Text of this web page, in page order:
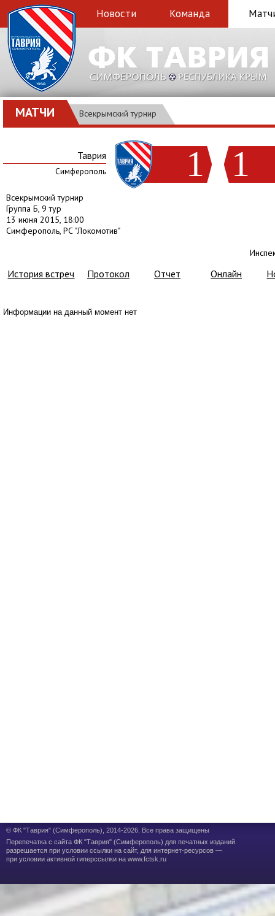
Новости Команда
МАТЧИ Всекрымский турнир
Таврия
Симферополь 1 1
Всекрымский турнир
Группа Б, 9 тур
13 июня 2015, 18:00
Симферополь, РС "Локомотив"
История встреч Протокол Отчет Онлайн
Информации на данный момент нет
© ФК "Таврия" (Симферополь), 2014-2026. Все права защищены
Перепечатка с сайта ФК "Таврия" (Симферополь) для печатных изданий
разрешается при условии ссылки на сайт, для интернет-ресурсов —
при условии активной гиперссылки на www.fctsk.ru